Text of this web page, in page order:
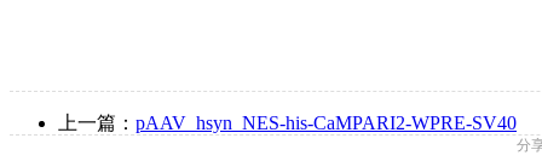
上一篇： pAAV_hsyn_NES-his-CaMPARI2-WPRE-SV40
分